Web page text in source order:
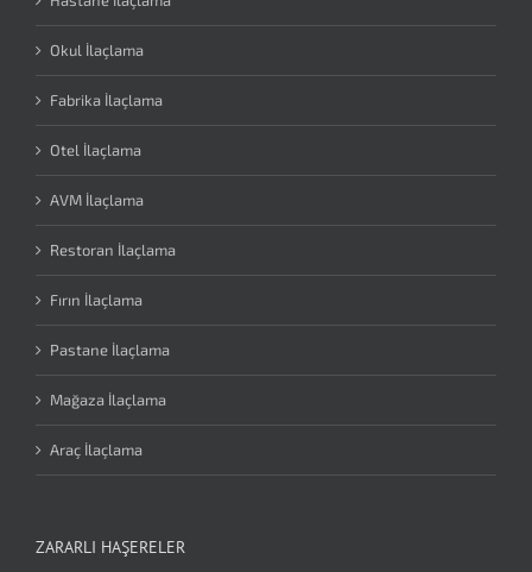
Okul İlaçlama
Fabrika İlaçlama
Otel İlaçlama
AVM İlaçlama
Restoran İlaçlama
Fırın İlaçlama
Pastane İlaçlama
Mağaza İlaçlama
Araç İlaçlama
ZARARLI HAŞERELER